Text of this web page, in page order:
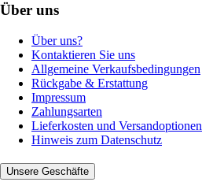
Über uns
Über uns?
Kontaktieren Sie uns
Allgemeine Verkaufsbedingungen
Rückgabe & Erstattung
Impressum
Zahlungsarten
Lieferkosten und Versandoptionen
Hinweis zum Datenschutz
Unsere Geschäfte